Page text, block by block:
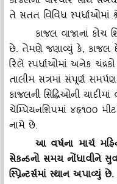
તે સતત વિવિધ સ્‍પર્ધાઓમાં
કાજલ વાજાનાં
છે. તેમણે જણાવ્‍યું કે, કાજલ
રિલે સ્‍પર્ધાઓમાં અનેક
તાલીમ સત્રમાં સંપૂર્ણ
કાજલની સિદ્ધિઓની
ચેમ્‍પિયનશિપમાં ૪હૃ૧૦૦
નામે છે.
આ વર્ષના માર્ચ
સેકન્‍ડનો સમય નોંધાવીને
સ્‍પ્રિન્‍ટર્સમાં સ્‍થાન અપાવ્‍યું છે.